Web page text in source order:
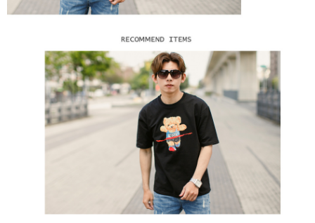
１．透過由恩沛科技股份有限公司提供之「AFTEE先享後付」服務完成之交
易，需依本服務之必要範圍內提供個人資料，並將交易相關給付款項請求債
２．關於個人資料處理事宜，請瀏覽以下網址：
https://aftee.tw/terms/#terms3
３．未成年的使用者請事先徵得法定代理人或監護人之同意方可使用
「AFTEE先享後付」，若未經同意申辦者引起之損失，本公司不負相關責
４．使用「AFTEE先享後付」時，將依據個別帳號之用戶狀況，依本公司即
時審查核予不同之上限額度；若仍有額度不足之情形，本公司將視審查結果
５．嚴禁一人註冊多個帳號或使用他人資訊註冊。若發現惡意使用之情形，
恩沛科技股份有限公司將有權停止該用戶之使用額度並採取法律行動。
每筆NT$120，滿NT$3,000(含以上)免運費